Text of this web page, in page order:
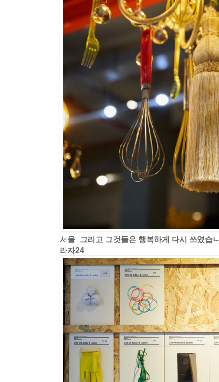
서울_그리고 그것들은 행복하게 다시 쓰였습
라자24